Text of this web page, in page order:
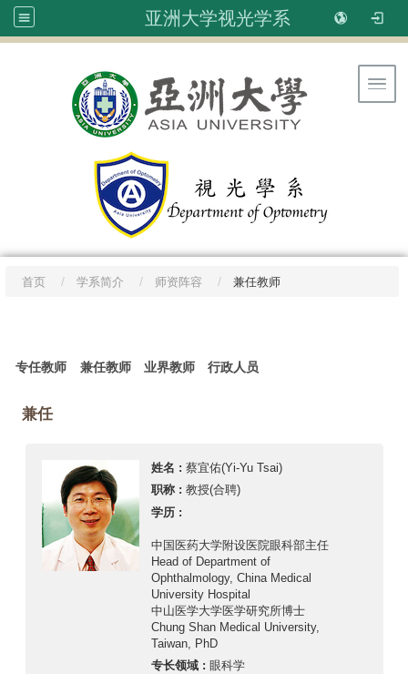
亚洲大学视光学系
首页 学系简介 师资阵容 兼任教师
专任教师 兼任教师 业界教师 行政人员
兼任
姓名 :蔡宜佑(Yi-Yu Tsai)
职称 :教授(合聘)
学历 :
中国医药大学附设医院眼科部主任
Head of Department of
Ophthalmology, China Medical
University Hospital
中山医学大学医学研究所博士
Chung Shan Medical University,
Taiwan, PhD
专长领域 : 眼科学